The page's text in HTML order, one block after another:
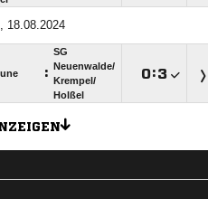
18.08.2024
:
SG
Neuenwalde/​
Krempel/​
Holßel
: